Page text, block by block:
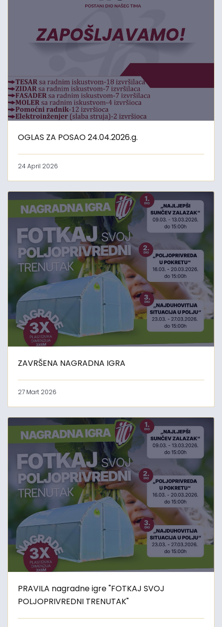
OGLAS ZA POSAO 24.04.2026.g.
24 April 2026
ZAVRŠENA NAGRADNA IGRA
27 Mart 2026
PRAVILA nagradne igre "FOTKAJ SVOJ
POLJOPRIVREDNI TRENUTAK"